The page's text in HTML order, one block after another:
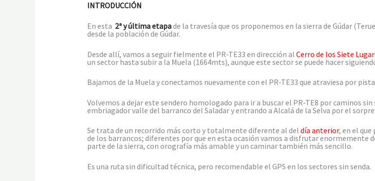
INTRODUCCIÓN
En esta 2ª y última etapade la travesía que os proponemos en la sierra de Gúdar
desde la población de Gúdar.
Desde allí, vamos a seguir fielmente el PR-TE33 en dirección al Cerro de los Siete
un sector hasta subir a la Muela (1664mts), aunque este sector se puede hacer
Bajamos de la Muela y conectamos nuevamente con el PR-TE33 que atraviesa por
Volvemos a dejar este sendero homologado para ir a buscar el PR-TE8 por caminos
embriagador valle del barranco del Saladar y entrando a Alcalá de la Selva por el
Se trata de un recorrido más corto y totalmente diferente al del día anterior, en el
de los barrancos; diferentes por que en esta ocasión vamos a disfrutar enormemente
parte de la sierra, con orografía más amable y un caminar también más sencillo.
Es una ruta sin dificultad técnica, pero recomendable el GPS en los sectores sin senda.